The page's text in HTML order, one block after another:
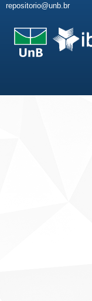
repositorio@unb.br